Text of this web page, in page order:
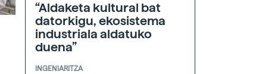
“Aldaketa kultural bat
datorkigu, ekosistema
industriala aldatuko
duena”
INGENIARITZA